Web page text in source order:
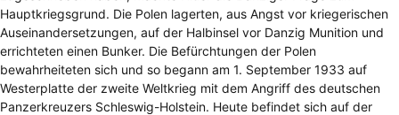
Hauptkriegsgrund. Die Polen lagerten, aus Angst vor kriegerischen
Auseinandersetzungen, auf der Halbinsel vor Danzig Munition und
errichteten einen Bunker. Die Befürchtungen der Polen
bewahrheiteten sich und so begann am 1. September 1933 auf
Westerplatte der zweite Weltkrieg mit dem Angriff des deutschen
Panzerkreuzers Schleswig-Holstein. Heute befindet sich auf der